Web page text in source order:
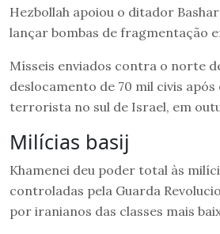
Hezbollah apoiou o ditador
lançar bombas de fragmentação
Mísseis enviados contra o norte
deslocamento de 70 mil civis
terrorista no sul de Israel, em
Milícias basij
Khamenei deu poder total às
controladas pela Guarda
por iranianos das classes mais